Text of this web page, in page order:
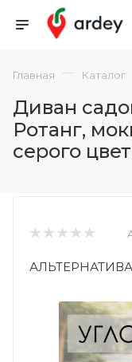
Главная — Каталог
Диван
Ротанг,
серого
АЛЬТЕРНАТИВА